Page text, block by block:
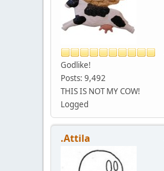
Godlike!
Posts: 9,492
THIS IS NOT MY COW!
Logged
.Attila